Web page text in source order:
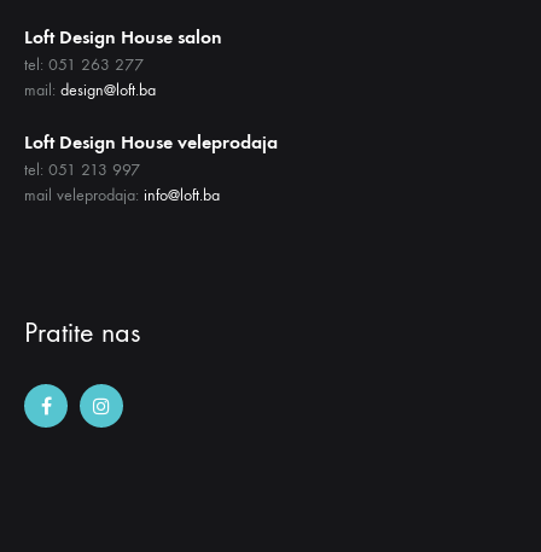
Loft Design House salon
tel: 051 263 277
mail: design@loft.ba
Loft Design House veleprodaja
tel: 051 213 997
mail veleprodaja: info@loft.ba
Pratite nas